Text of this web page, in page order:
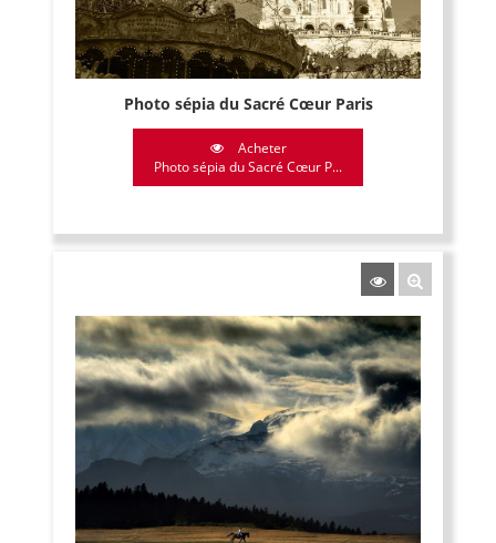
Photo sépia du Sacré Cœur Paris
Acheter
Photo sépia du Sacré Cœur P...